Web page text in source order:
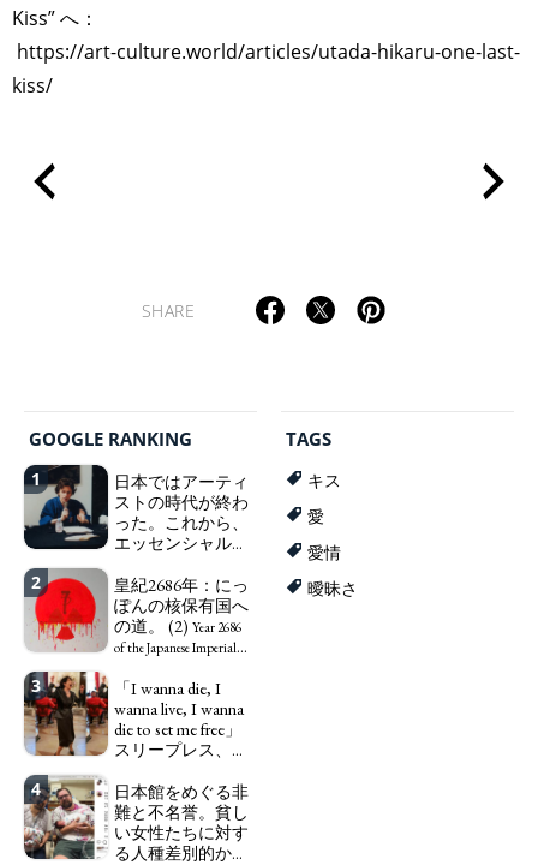
TAGS PEOPLE RANKING
ART WORLD
POLITICS REVIEWS
Kiss” へ：
https://art-culture.world/articles/utada-hikaru-one-last-
kiss/
SHARE
GOOGLE RANKING
1
日本ではアーティ
ストの時代が終わ
った。これから、
エッセンシャルワ
ワーカー、ソーシ
ャルワーカーと同
じ、アートワーカ
ーになる。We have
word "artist" into the
word "Art Worker"
(similar to "Essential
Worker", "Sex Worker" or
2
皇紀2686年：にっ
ぽんの核保有国へ
の道。 (2) Year 2686
of the Japanese Imperial
Becoming a Nuclear
Power. (2)
3
「I wanna die, I
wanna live, I wanna
die to set me free」
スリープレス、セ
で、自己憐憫に浸
る日本人女性サナ
エ：道標としての
破壊。"I wanna die, I
4
日本館をめぐる非
難と不名誉。貧し
い女性たちに対す
る人種差別的かつ
TAGS
キス
愛
愛情
曖昧さ